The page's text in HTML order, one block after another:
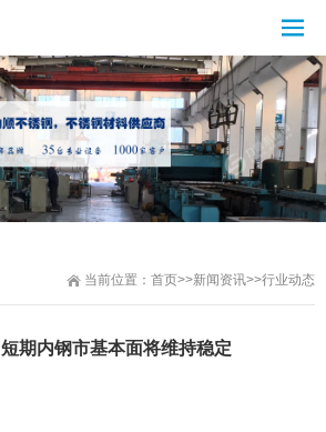
当前位置： 首页>>新闻资讯>>行业动态
短期内钢市基本面将维持稳定